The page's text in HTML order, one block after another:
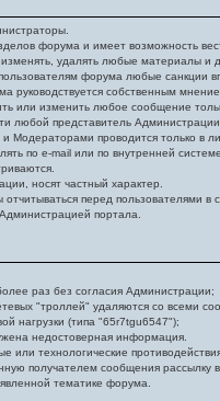
форума и имеет возможность
удалять любые материалы
форума любые санкции
руководствуется собственным
или изменить любое сообщение
любой представитель
проводится только в
по e-mail или по внутренней
носят частный характер.
перед пользователями в
портала.
раз без согласия Администрации;
"троллей" удаляются со всеми
нагрузки (типа "65r7tgu6547");
недостоверная информация.
технологические
получателем сообщения
тематике форума.